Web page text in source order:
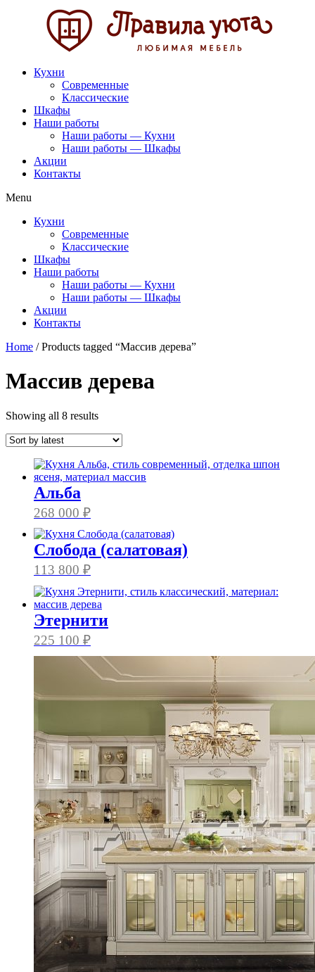
содержимому
Кухни
Современные
Классические
Шкафы
Наши работы
Наши работы — Кухни
Наши работы — Шкафы
Акции
Контакты
Menu
Кухни
Современные
Классические
Шкафы
Наши работы
Наши работы — Кухни
Наши работы — Шкафы
Акции
Контакты
Home / Products tagged “Массив дерева”
Массив дерева
Showing all 8 results
Альба
268 000 ₽
Слобода (салатовая)
113 800 ₽
Этернити
225 100 ₽